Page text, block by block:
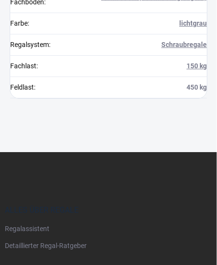
Fachböden:
Farbe: lichtgrau
Regalsystem: Schraubregale
Fachlast: 150 kg
Feldlast: 450 kg
ALLES ÜBER REGALE
Regalassistent
Detaillierter Regal-Ratgeber